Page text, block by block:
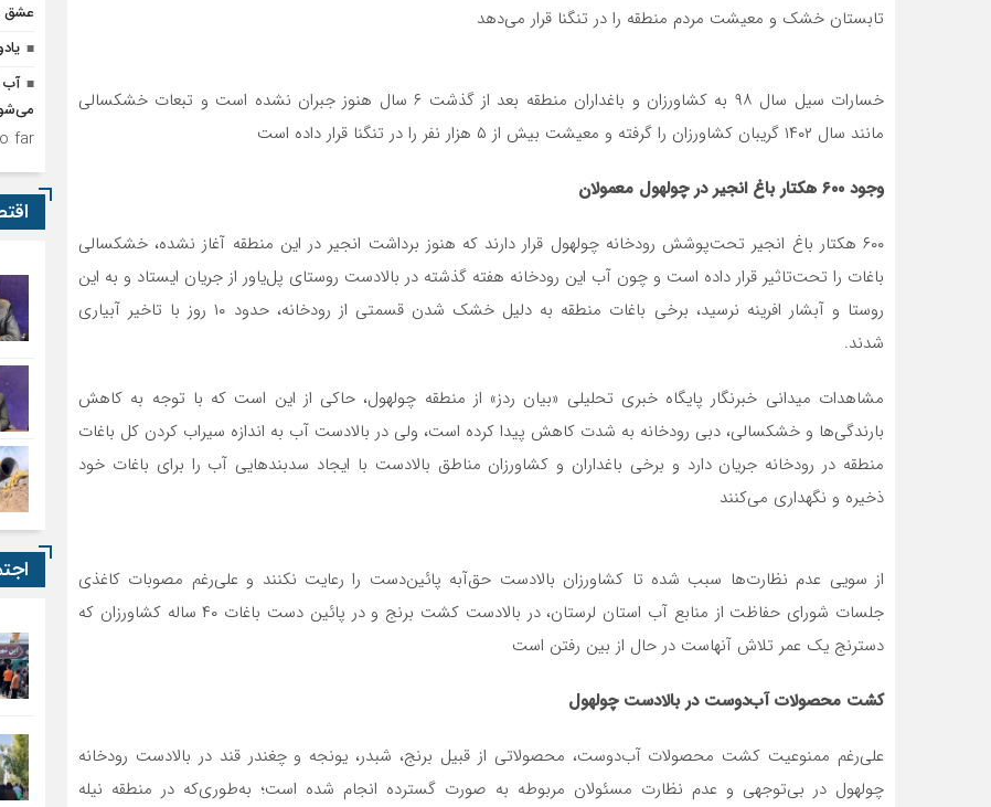
تابستان خشک و معیشت مردم منطقه را در تنگنا قرار می‌دهد
خسارات سیل سال ۹۸ به کشاورزان و باغداران منطقه بعد از گذشت ۶ سال هنوز جبران نشده است و تبعات خشکسالی
مانند سال ۱۴۰۲ گریبان کشاورزان را گرفته و معیشت بیش از ۵ هزار نفر را در تنگنا قرار داده است
وجود ۶۰۰ هکتار باغ انجیر در چولهول معمولان
۶۰۰ هکتار باغ انجیر تحت‌پوشش رودخانه چولهول قرار دارند که هنوز برداشت انجیر در این منطقه آغاز نشده، خشکسالی
باغات را تحت‌تاثیر قرار داده است و چون آب این رودخانه هفته گذشته در بالادست روستای پل‌یاور از جریان ایستاد و به این
روستا و آبشار افرینه نرسید، برخی باغات منطقه به‌ دلیل خشک شدن قسمتی از رودخانه، حدود ۱۰ روز با تاخیر آبیاری
شدند.
مشاهدات میدانی خبرنگار پایگاه خبری تحلیلی «بیان ردز» از منطقه چولهول، حاکی از این است که با توجه به کاهش
بارندگی‌ها و خشکسالی، دبی رودخانه به شدت کاهش پیدا کرده است، ولی در بالادست آب به اندازه سیراب کردن کل باغات
منطقه در رودخانه جریان دارد و برخی باغداران و کشاورزان مناطق بالادست با ایجاد سدبندهایی آب را برای باغات خود
ذخیره و نگهداری می‌کنند
از سویی عدم نظارت‌ها سبب شده تا کشاورزان بالادست حق‌آبه پائین‌دست را رعایت نکنند و علی‌رغم مصوبات کاغذی
جلسات شورای حفاظت از منابع آب استان لرستان، در بالادست کشت برنج و در پائین دست باغات ۴۰ ساله کشاورزان که
دسترنج یک عمر تلاش آنهاست در حال از بین رفتن است
کشت محصولات آب‌دوست در بالادست چولهول
علی‌رغم ممنوعیت کشت محصولات آب‌دوست، محصولاتی از قبیل برنج، شبدر، یونجه و چغندر قند در بالادست رودخانه
چولهول در بی‌توجهی و عدم نظارت مسئولان مربوطه به صورت گسترده انجام شده است؛ به‌طوری‌که در منطقه نیله
عشق
آب
far.